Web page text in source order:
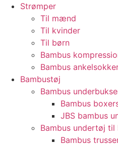
Strømper
Til mænd
Til kvinder
Til børn
Bambus
Bambus
Bambustøj
Bambus
Bambus
JBS bambus
Bambus undertøj til
Bambus